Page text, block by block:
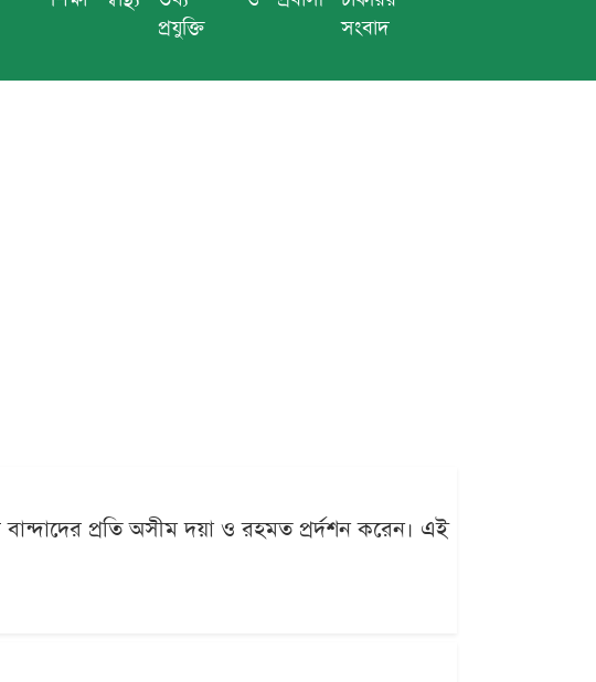
প্রযুক্তি
সংবাদ
প্রতি অসীম দয়া ও রহমত প্রর্দশন করেন। এই